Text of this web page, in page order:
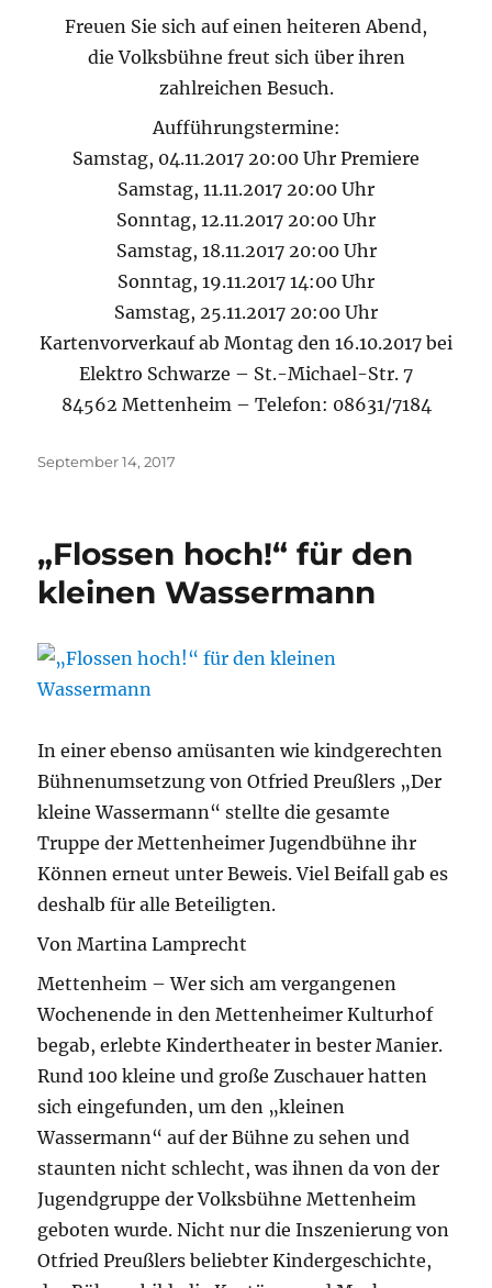
Freuen Sie sich auf einen heiteren Abend,
die Volksbühne freut sich über ihren
zahlreichen Besuch.
Aufführungstermine:
Samstag, 04.11.2017 20:00 Uhr Premiere
Samstag, 11.11.2017 20:00 Uhr
Sonntag, 12.11.2017 20:00 Uhr
Samstag, 18.11.2017 20:00 Uhr
Sonntag, 19.11.2017 14:00 Uhr
Samstag, 25.11.2017 20:00 Uhr
Kartenvorverkauf ab Montag den 16.10.2017 bei
Elektro Schwarze – St.-Michael-Str. 7
84562 Mettenheim – Telefon: 08631/7184
Veröffentlicht
September 14, 2017
„Flossen hoch!“ für den
kleinen Wassermann
In einer ebenso amüsanten wie kindgerechten
Bühnenumsetzung von Otfried Preußlers „Der
kleine Wassermann“ stellte die gesamte
Truppe der Mettenheimer Jugendbühne ihr
Können erneut unter Beweis. Viel Beifall gab es
deshalb für alle Beteiligten.
Von Martina Lamprecht
Mettenheim – Wer sich am vergangenen
Wochenende in den Mettenheimer Kulturhof
begab, erlebte Kindertheater in bester Manier.
Rund 100 kleine und große Zuschauer hatten
sich eingefunden, um den „kleinen
Wassermann“ auf der Bühne zu sehen und
staunten nicht schlecht, was ihnen da von der
Jugendgruppe der Volksbühne Mettenheim
geboten wurde. Nicht nur die Inszenierung von
Otfried Preußlers beliebter Kindergeschichte,